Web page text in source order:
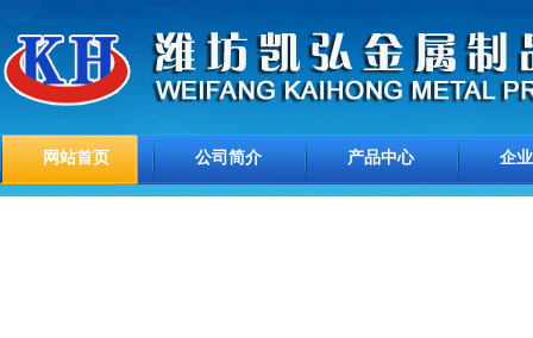
网站首页 公司简介 产品中心 企